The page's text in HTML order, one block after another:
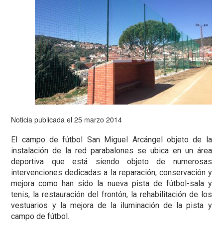
Noticia publicada el 25 marzo 2014
El campo de fútbol San Miguel Arcángel objeto de la
instalación de la red parabalones se ubica en un área
deportiva que está siendo objeto de numerosas
intervenciones dedicadas a la reparación, conservación y
mejora como han sido la nueva pista de fútbol-sala y
tenis, la restauración del frontón, la rehabilitación de los
vestuarios y la mejora de la iluminación de la pista y
campo de fútbol.